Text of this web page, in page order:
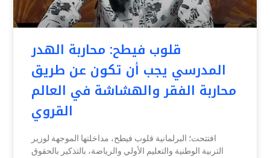
قلوب فيطح: محاربة الهدر
المدرسي يجب أن تكون عن طريق
محاربة الفقر والهشاشة في العالم
القروي
افتتحت؛ البرلمانية قلوب فيطح، مداخلتها الموجهة لوزير
التربية الوطنية والتعليم الأولي والرياضة، بالتذكير بالحقوق